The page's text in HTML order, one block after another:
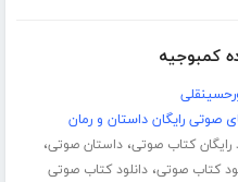
کمبوجیه
صوتی رایگان داستان و رمان
رایگان کتاب صوتی،داستان صوتی،
کتاب صوتی،دانلود کتاب صوتی